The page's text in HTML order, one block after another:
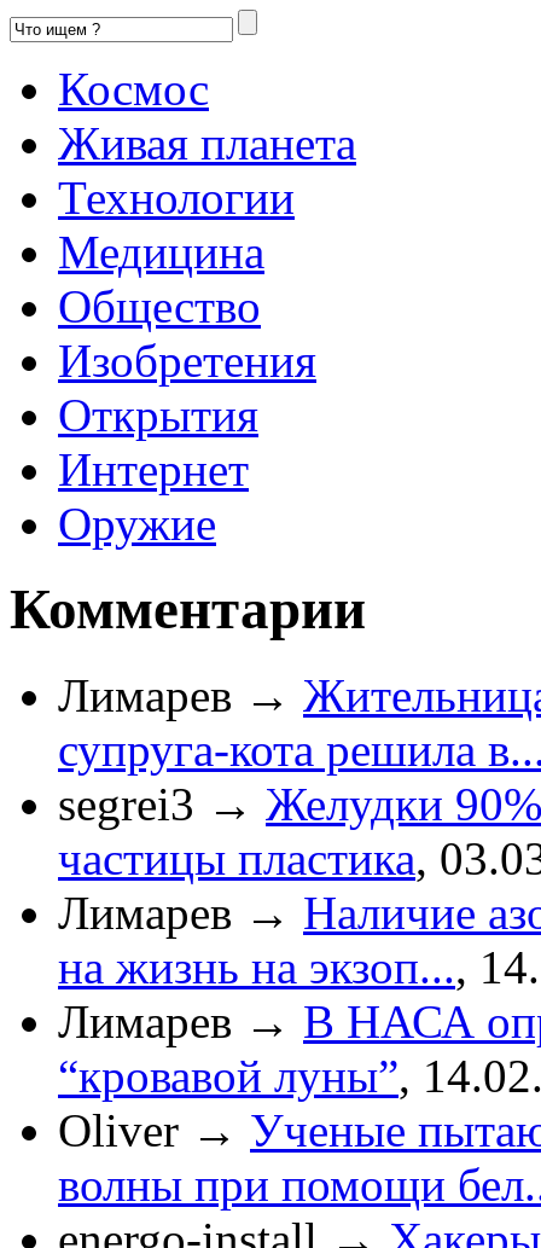
Космос
Живая планета
Технологии
Медицина
Общество
Изобретения
Открытия
Интернет
Оружие
Комментарии
Лимарев →
супруга-кота решила
segrei3 → Желудки
частицы пластика,
Лимарев → Наличие
на жизнь на экзоп...,
Лимарев → В НАСА
“кровавой луны”,
Oliver → Ученые
волны при помощи